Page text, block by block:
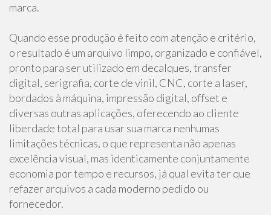
marca.
Quando esse produção é feito com atenção e critério,
o resultado é um arquivo limpo, organizado e confiável,
pronto para ser utilizado em decalques, transfer
digital, serigrafia, corte de vinil, CNC, corte a laser,
bordados à máquina, impressão digital, offset e
diversas outras aplicações, oferecendo ao cliente
liberdade total para usar sua marca nenhumas
limitações técnicas, o que representa não apenas
excelência visual, mas identicamente conjuntamente
economia por tempo e recursos, já qual evita ter que
refazer arquivos a cada moderno pedido ou
fornecedor.